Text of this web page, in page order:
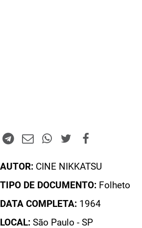
AUTOR: CINE NIKKATSU
TIPO DE DOCUMENTO: Folheto
DATA COMPLETA: 1964
LOCAL: São Paulo - SP